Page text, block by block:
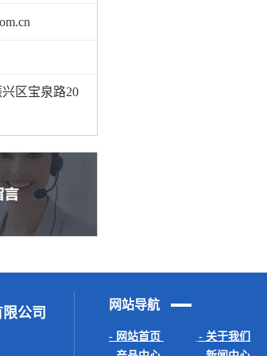
区宝泉路20
公司
网站导航
- 网站首页
- 关于我们